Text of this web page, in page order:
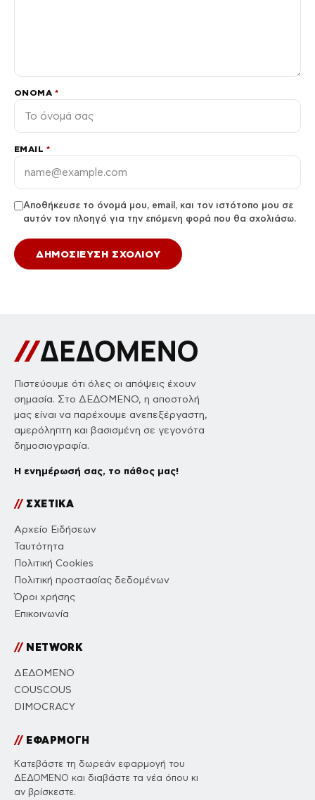
ΌΝΟΜΑ *
EMAIL *
Αποθήκευσε το όνομά μου, email, και τον ιστότοπο μου σε
αυτόν τον πλοηγό για την επόμενη φορά που θα σχολιάσω.
Πιστεύουμε ότι όλες οι απόψεις έχουν
σημασία. Στο ΔΕΔΟΜΕΝΟ, η αποστολή
μας είναι να παρέχουμε ανεπεξέργαστη,
αμερόληπτη και βασισμένη σε γεγονότα
δημοσιογραφία.
Η ενημέρωσή σας, το πάθος μας!
//ΣΧΕΤΙΚΑ
Αρχείο Ειδήσεων
Ταυτότητα
Πολιτική Cookies
Πολιτική προστασίας δεδομένων
Όροι χρήσης
Επικοινωνία
//NETWORK
ΔΕΔΟΜΕΝΟ
COUSCOUS
DIMOCRACY
//ΕΦΑΡΜΟΓΗ
Κατεβάστε τη δωρεάν εφαρμογή του
ΔΕΔΟΜΕΝΟ και διαβάστε τα νέα όπου κι
αν βρίσκεστε.